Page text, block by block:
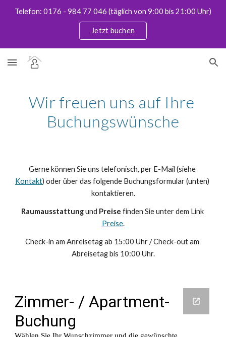
Telefon: 0176 - 984 77 046 (täglich von 9:00 bis 21:00 Uhr)
Jetzt buchen
Wir freuen uns auf Ihre
Buchungswünsche
Kontakt) oder über das folgende Buchungsformular (unten)
kontaktieren.
Raumausstattung und Preise
finden Sie unter dem Link
Preise.
Check-in am Anreisetag ab 15:00 Uhr / Check-out am
Abreisetag bis 10:00 Uhr.